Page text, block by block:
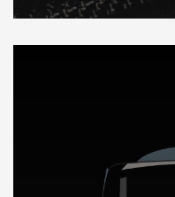
DÉCOUVREZ